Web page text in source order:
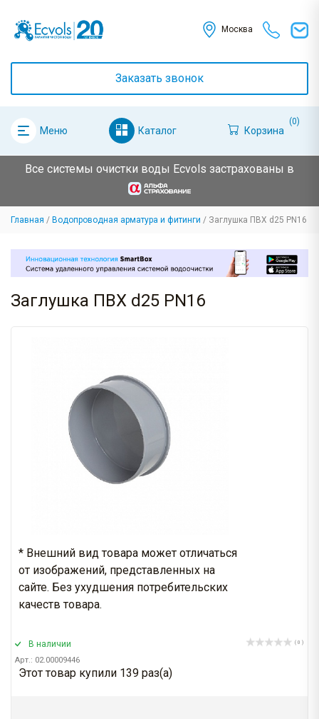
Москва
Заказать звонок
Меню Каталог Корзина
(0)
Все системы очистки воды Ecvols застрахованы в
Главная Водопроводная арматура и фитинги Заглушка ПВХ d25 PN16
Заглушка ПВХ d25 PN16
* Внешний вид товара может отличаться
от изображений, представленных на
сайте. Без ухудшения потребительских
качеств товара.
В наличии
Арт.: 02.00009446
( 0 )
Этот товар купили 139 раз(a)